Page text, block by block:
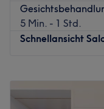
5 Min. - 1 Std.
Schnellansicht
Mittwoch